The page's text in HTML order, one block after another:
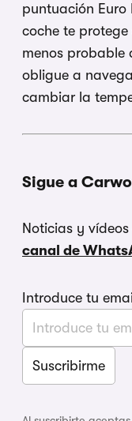
puntuación Euro
coche te
menos probable
obligue a
cambiar la
Sigue a
Noticias y
canal de
Introduce tu